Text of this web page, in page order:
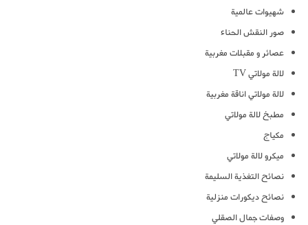
شهيوات عالمية
صور النقش الحناء
عصائر و مقبلات مغربية
لالة مولاتي TV
لالة مولاتي اناقة مغربية
مطبخ لالة مولاتي
مكياج
ميكرو لالة مولاتي
نصائح التغذية السليمة
نصائح ديكورات منزلية
وصفات جمال الصقلي